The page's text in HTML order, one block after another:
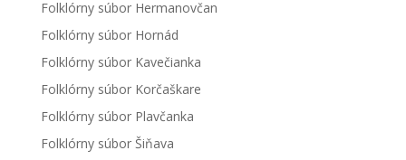
Folklórny súbor Hermanovčan
Folklórny súbor Hornád
Folklórny súbor Kavečianka
Folklórny súbor Korčaškare
Folklórny súbor Plavčanka
Folklórny súbor Šiňava